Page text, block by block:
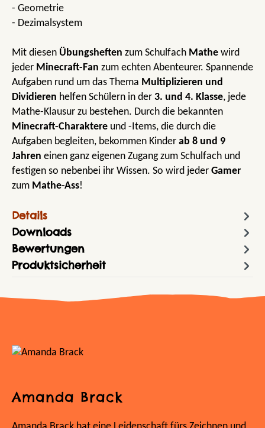
- Geometrie
- Dezimalsystem
Mit diesen Übungsheften zum Schulfach Mathe wird
jeder Minecraft-Fan zum echten Abenteurer. Spannende
Aufgaben rund um das Thema Multiplizieren und
Dividieren helfen Schülern in der 3. und 4. Klasse, jede
Mathe-Klausur zu bestehen. Durch die bekannten
Minecraft-Charaktere und -Items, die durch die
Aufgaben begleiten, bekommen Kinder ab 8 und 9
Jahren einen ganz eigenen Zugang zum Schulfach und
festigen so nebenbei ihr Wissen. So wird jeder Gamer
zum Mathe-Ass!
Details
Downloads
Bewertungen
Produktsicherheit
Amanda Brack